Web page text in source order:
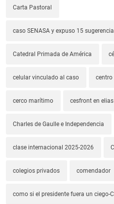
Carta Pastoral
caso SENASA y expuso 15
Catedral Primada de América
celular vinculado al caso centro
cerco marítimo cesfront en
Charles de Gaulle e Independencia
clase internacional 2025-2026
colegios privados comendador
como si el presidente fuera un ciego-